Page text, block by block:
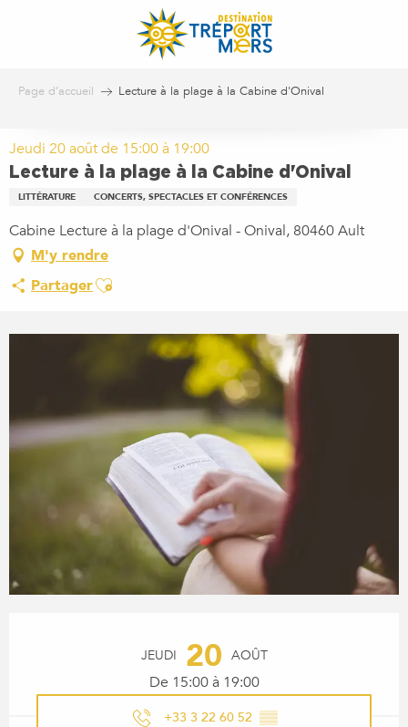
Page d’accueil Lecture à la plage à la Cabine d'Onival
Jeudi 20 août de 15:00 à 19:00
Lecture à la plage à la Cabine d'Onival
LITTÉRATURE CONCERTS, SPECTACLES ET CONFÉRENCES
Cabine Lecture à la plage d'Onival - Onival, 80460 Ault
M'y rendre
PartagerAjouter aux favoris
JEUDI 20 AOÛT
De 15:00 à 19:00
+33 3 22 60 52 ▒▒